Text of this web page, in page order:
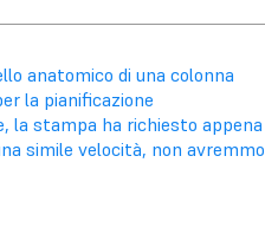
anatomico di una colonna
la pianificazione
la stampa ha richiesto appena
simile velocità, non avremmo